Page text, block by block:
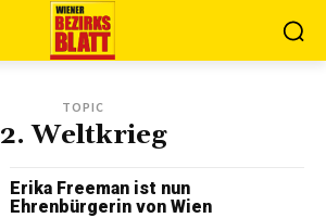
TOPIC
2. Weltkrieg
Erika Freeman ist nun
Ehrenbürgerin von Wien